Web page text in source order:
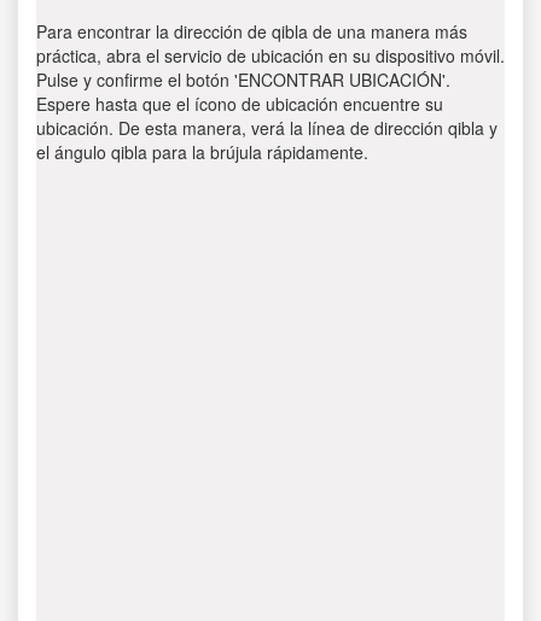
Para encontrar la dirección de qibla de una manera más
práctica, abra el servicio de ubicación en su dispositivo móvil.
Pulse y confirme el botón 'ENCONTRAR UBICACIÓN'.
Espere hasta que el ícono de ubicación encuentre su
ubicación. De esta manera, verá la línea de dirección qibla y
el ángulo qibla para la brújula rápidamente.